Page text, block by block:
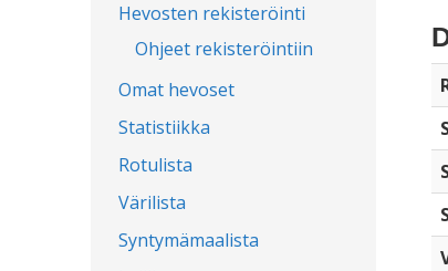
Hevosten rekisteröinti
Ohjeet rekisteröintiin
Omat hevoset
Statistiikka
Rotulista
Värilista
Syntymämaalista